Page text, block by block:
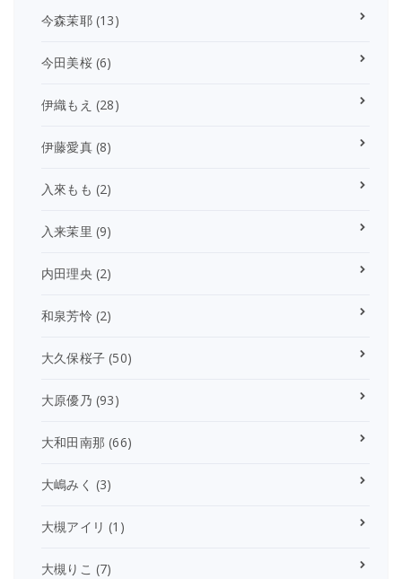
今森茉耶(13)
今田美桜(6)
伊織もえ (28)
伊藤愛真(8)
入來もも (2)
入来茉里 (9)
内田理央 (2)
和泉芳怜 (2)
大久保桜子 (50)
大原優乃 (93)
大和田南那 (66)
大嶋みく (3)
大槻アイリ (1)
大槻りこ (7)